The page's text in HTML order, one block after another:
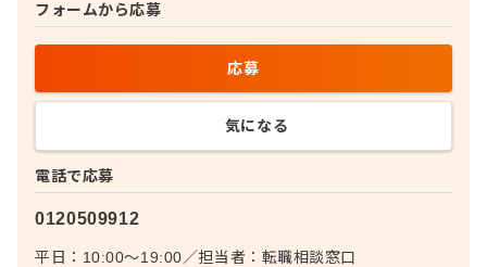
電話で応募
0120509912
平日：10:00〜19:00／担当者： 転職相談窓口
フォームから応募
応募
気になる